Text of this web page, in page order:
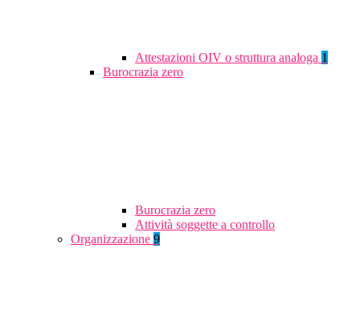
Attestazioni OIV o struttura analoga 1
Burocrazia zero
Burocrazia zero
Attività soggette a controllo
Organizzazione 9